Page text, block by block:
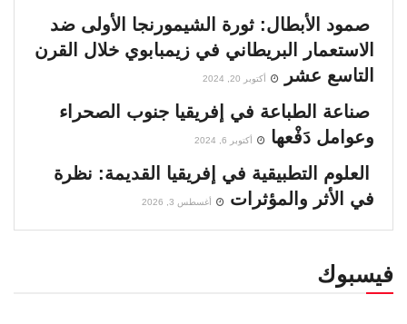
صمود الأبطال: ثورة الشيمورنجا الأولى ضد
الاستعمار البريطاني في زيمبابوي خلال القرن
التاسع عشر
أكتوبر 20, 2024
صناعة الطباعة في إفريقيا جنوب الصحراء
وعوامل دَفْعها
أكتوبر 6, 2024
العلوم التطبيقية في إفريقيا القديمة: نظرة
في الأثر والمؤثرات
أغسطس 3, 2026
فيسبوك